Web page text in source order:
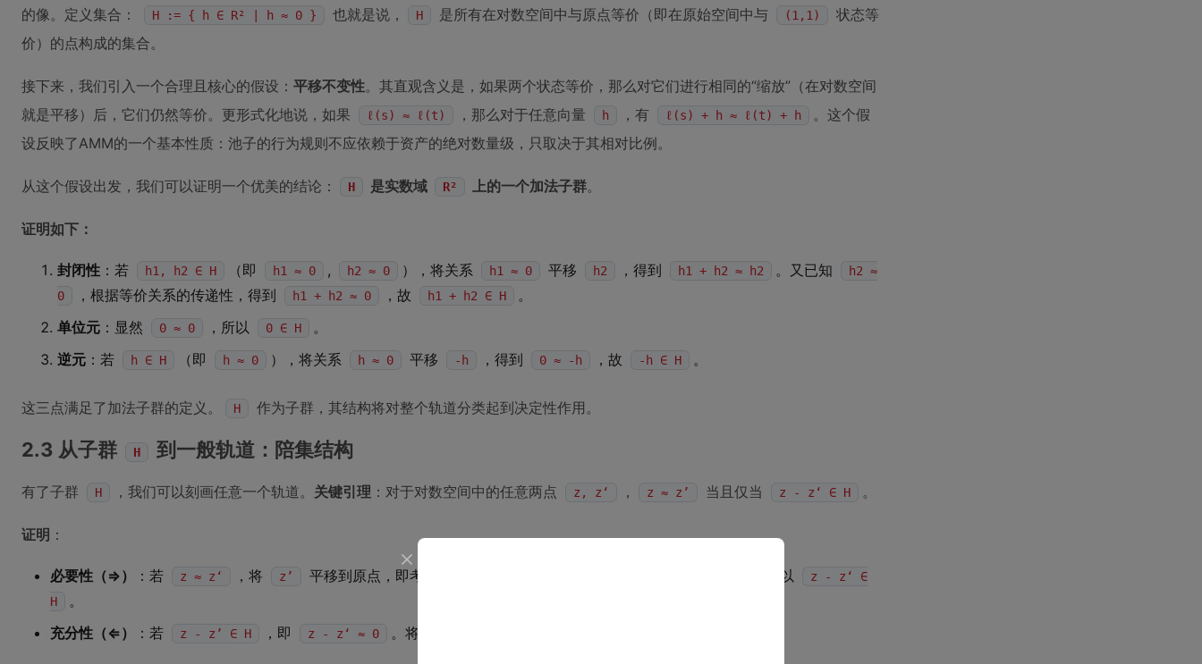
的像。定义集合：
H := { h ∈ R² | h ≈ 0 } 也就是说， H 是所有在对数空间中与原点等价（即在原始空间中与 (1,1)
状态等
价）的点构成的集合。
接下来，我们引入一个合理且核心的假设： 平移不变性。其直观含义是，如果两个状态等价，那么对它们进行相同的“缩放”（在对数空间
就是平移）后，它们仍然等价。更形式化地说，如果
ℓ(s) ≈ ℓ(t) ，那么对于任意向量 h ，有 ℓ(s) + h ≈ ℓ(t) + h
。这个假
设反映了AMM的一个基本性质：池子的行为规则不应依赖于资产的绝对数量级，只取决于其相对比例。
从这个假设出发，我们可以证明一个优美的结论： H 是实数域 R² 上的一个加法子群。
证明如下：
封闭性 ：若 h1, h2 ∈ H （即 h1 ≈ 0 , h2 ≈ 0 ），将关系 h1 ≈ 0 平移 h2 ，得到 h1 + h2 ≈ h2 。又已知
h2 ≈
0
，根据等价关系的传递性，得到 h1 + h2 ≈ 0 ，故 h1 + h2 ∈ H
。
单位元 ：显然 0 ≈ 0 ，所以 0 ∈ H
。
逆元 ：若 h ∈ H （即 h ≈ 0 ），将关系 h ≈ 0 平移 -h ，得到 0 ≈ -h ，故 -h ∈ H 。
这三点满足了加法子群的定义。 H 作为子群，其结构将对整个轨道分类起到决定性作用。
2.3 从子群 H 到一般轨道：陪集结构
有了子群 H ，我们可以刻画任意一个轨道。 关键引理 ：对于对数空间中的任意两点 z, z‘ ， z ≈ z’ 当且仅当 z - z‘ ∈ H 。
证明 ：
必要性（⇒） ：若 z ≈ z‘ ，将 z’ 平移到原点，即考虑 ，所以
z - z‘ ∈
H
。
充分性（⇐）
：若 z - z’ ∈ H ，即 z - z‘ ≈ 0 。将其平移